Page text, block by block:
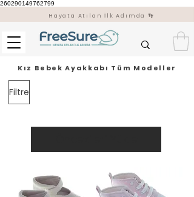
260290149762799
Hayata Atılan İlk Adımda 👣
Kız Bebek Ayakkabı Tüm Modeller
Filtre